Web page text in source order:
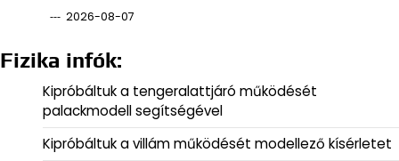
2026-08-07
Fizika infók:
Kipróbáltuk a tengeralattjáró működését
palackmodell segítségével
Kipróbáltuk a villám működését modellező kísérletet